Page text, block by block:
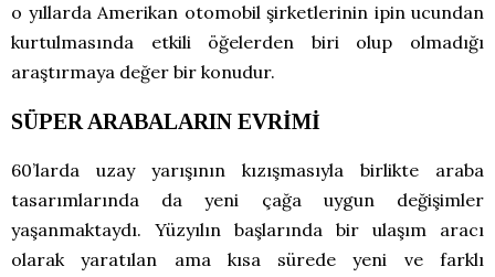
o yıllarda Amerikan otomobil şirketlerinin ipin ucundan
kurtulmasında etkili öğelerden biri olup olmadığı
araştırmaya değer bir konudur.
SÜPER ARABALARIN EVRİMİ
60’larda uzay yarışının kızışmasıyla birlikte araba
tasarımlarında da yeni çağa uygun değişimler
yaşanmaktaydı. Yüzyılın başlarında bir ulaşım aracı
olarak yaratılan ama kısa sürede yeni ve farklı